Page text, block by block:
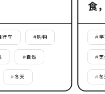
行车 #购物
#自然
#冬天
食
# 学
#美
#冬